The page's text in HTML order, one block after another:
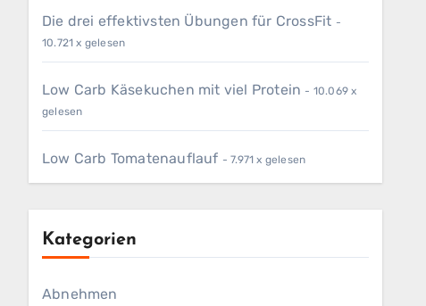
Die drei effektivsten Übungen für CrossFit -
10.721 x gelesen
Low Carb Käsekuchen mit viel Protein - 10.069 x
gelesen
Low Carb Tomatenauflauf - 7.971 x gelesen
Kategorien
Abnehmen